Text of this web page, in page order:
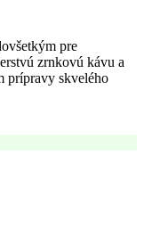
pre
zrnkovú kávu a
prípravy skvelého